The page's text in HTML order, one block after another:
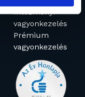
Intézményi
vagyonkezelés
Prémium
vagyonkezelés